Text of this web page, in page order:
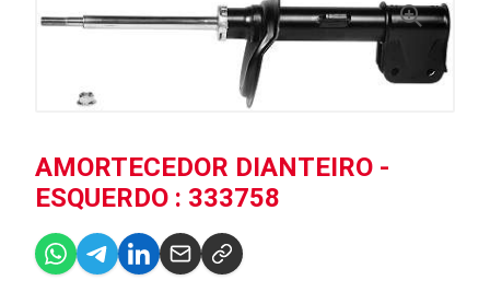
AMORTECEDOR DIANTEIRO -
ESQUERDO : 333758